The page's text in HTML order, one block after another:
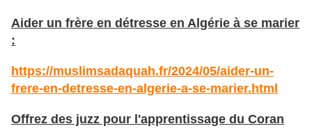
Aider un frère en détresse en Algérie à se marier
:
https://muslimsadaquah.fr/2024/05/aider-un-
frere-en-detresse-en-algerie-a-se-marier.html
Offrez des juzz pour l'apprentissage du Coran